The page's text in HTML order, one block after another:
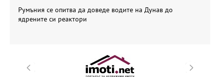
Румъния се опитва да доведе водите на Дунав до
ядрените си реактори